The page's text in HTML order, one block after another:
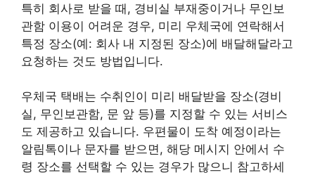
특히 회사로 받을 때, 경비실 부재중이거나 무인보
관함 이용이 어려운 경우, 미리 우체국에 연락해서
특정 장소(예: 회사 내 지정된 장소)에 배달해달라고
요청하는 것도 방법입니다.
우체국 택배는 수취인이 미리 배달받을 장소(경비
실, 무인보관함, 문 앞 등)를 지정할 수 있는 서비스
도 제공하고 있습니다. 우편물이 도착 예정이라는
알림톡이나 문자를 받으면, 해당 메시지 안에서 수
령 장소를 선택할 수 있는 경우가 많으니 참고하세